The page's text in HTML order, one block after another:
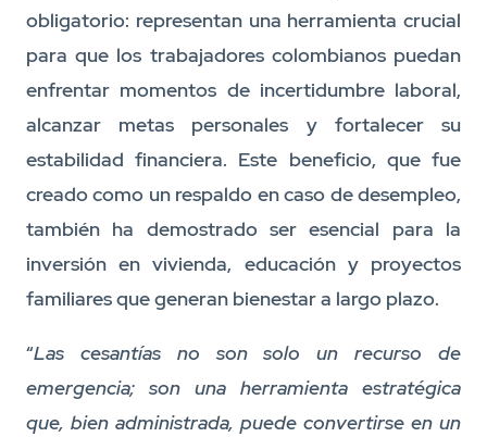
obligatorio: representan una herramienta crucial
para que los trabajadores colombianos puedan
enfrentar momentos de incertidumbre laboral,
alcanzar metas personales y fortalecer su
estabilidad financiera. Este beneficio, que fue
creado como un respaldo en caso de desempleo,
también ha demostrado ser esencial para la
inversión en vivienda, educación y proyectos
familiares que generan bienestar a largo plazo.
“Las cesantías no son solo un recurso de
emergencia; son una herramienta estratégica
que, bien administrada, puede convertirse en un